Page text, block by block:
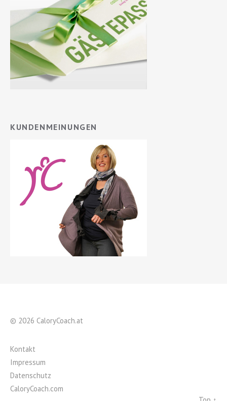
KUNDENMEINUNGEN
© 2026 CaloryCoach.at
Kontakt
Impressum
Datenschutz
CaloryCoach.com